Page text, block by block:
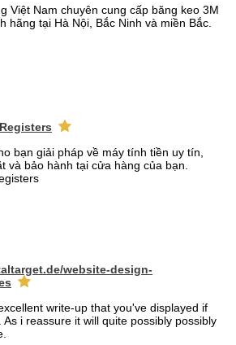
Việt Nam chuyên cung cấp băng keo 3M
hãng tại Hà Nội, Bắc Ninh và miền Bắc.
bạn giải pháp về máy tính tiền uy tín,
và bảo hành tại cửa hàng của bạn.
website-design-
write-up that you've displayed if
i reassure it will quite possibly possibly